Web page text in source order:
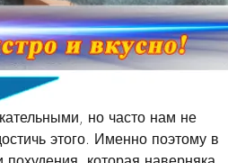
но часто нам не
этого. Именно поэтому в